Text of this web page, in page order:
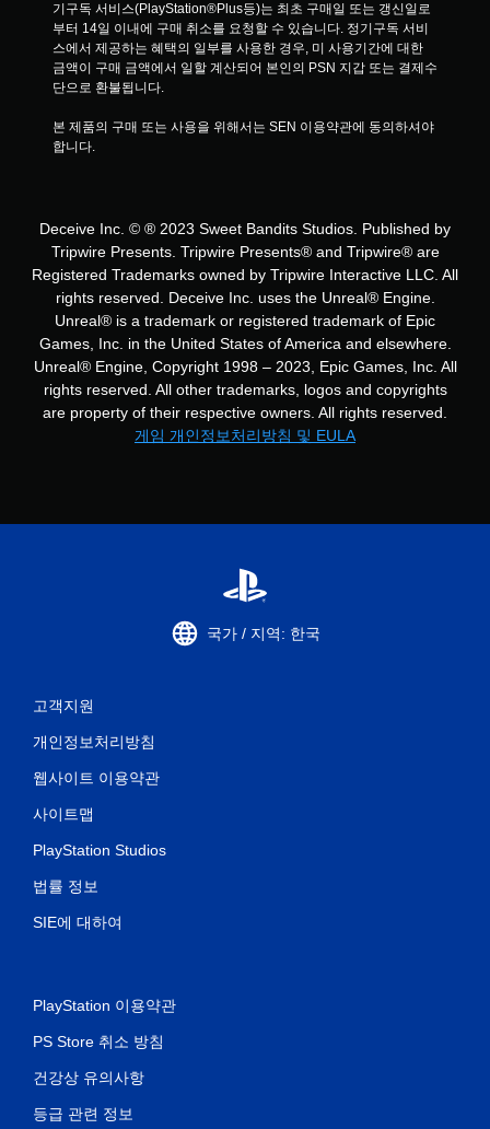
기구독 서비스(PlayStation®Plus등)는 최초 구매일 또는 갱신일로
부터 14일 이내에 구매 취소를 요청할 수 있습니다. 정기구독 서비
스에서 제공하는 혜택의 일부를 사용한 경우, 미 사용기간에 대한
금액이 구매 금액에서 일할 계산되어 본인의 PSN 지갑 또는 결제수
단으로 환불됩니다.
본 제품의 구매 또는 사용을 위해서는 SEN 이용약관에 동의하셔야
합니다.
Deceive Inc. © ® 2023 Sweet Bandits Studios. Published by
Tripwire Presents. Tripwire Presents® and Tripwire® are
Registered Trademarks owned by Tripwire Interactive LLC. All
rights reserved. Deceive Inc. uses the Unreal® Engine.
Unreal® is a trademark or registered trademark of Epic
Games, Inc. in the United States of America and elsewhere.
Unreal® Engine, Copyright 1998 – 2023, Epic Games, Inc. All
rights reserved. All other trademarks, logos and copyrights
are property of their respective owners. All rights reserved.
게임 개인정보처리방침 및 EULA
국가 / 지역: 한국
고객지원
개인정보처리방침
웹사이트 이용약관
사이트맵
PlayStation Studios
법률 정보
SIE에 대하여
PlayStation 이용약관
PS Store 취소 방침
건강상 유의사항
등급 관련 정보